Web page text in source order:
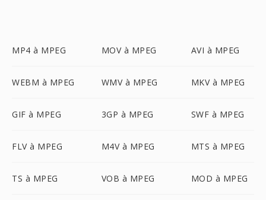
MP4 à MPEG MOV à MPEG AVI à MPEG
WEBM à MPEG WMV à MPEG MKV à MPEG
GIF à MPEG 3GP à MPEG SWF à MPEG
FLV à MPEG M4V à MPEG MTS à MPEG
TS à MPEG VOB à MPEG MOD à MPEG